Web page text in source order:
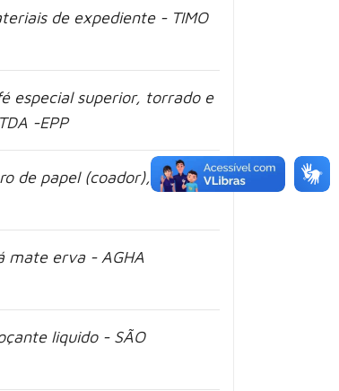
de expediente - TIMO
especial superior, torrado e
-EPP
de papel (coador), copo
mate erva - AGHA
liquido - SÃO